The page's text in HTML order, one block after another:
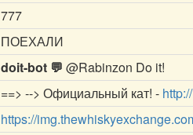
777
ПОЕХАЛИ
doit-bot 💬 @Rabinzon Do it!
==> --> Официальный кат! -
https://